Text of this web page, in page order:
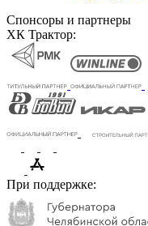
Спонсоры и партнеры
ХК Трактор:
При поддержке: